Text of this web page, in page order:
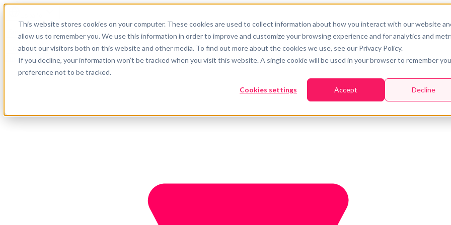
This website stores cookies on your computer. These cookies are used to collect information about how you interact with our website
allow us to remember you. We use this information in order to improve and customize your browsing experience and for analytics and
about our visitors both on this website and other media. To find out more about the cookies we use, see our Privacy Policy.
If you decline, your information won’t be tracked when you visit this website. A single cookie will be used in your browser to remember
preference not to be tracked.
Cookies settings Accept Decline
Soporte
Empresa
Empieza ahora